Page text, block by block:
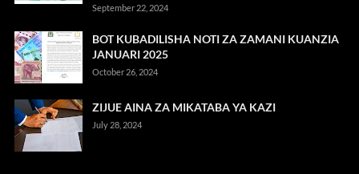
September 22, 2024
BOT KUBADILISHA NOTI ZA ZAMANI KUANZIA
JANUARI 2025
October 26, 2024
ZIJUE AINA ZA MIKATABA YA KAZI
July 28, 2024